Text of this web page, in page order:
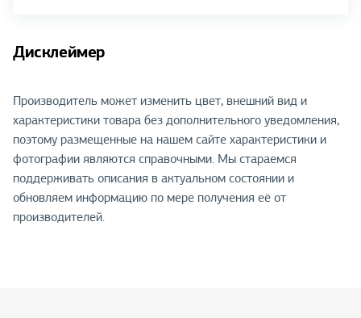
Дисклеймер
Производитель может изменить цвет, внешний вид и
характеристики товара без дополнительного уведомления,
поэтому размещенные на нашем сайте характеристики и
фотографии являются справочными. Мы стараемся
поддерживать описания в актуальном состоянии и
обновляем информацию по мере получения её от
производителей.